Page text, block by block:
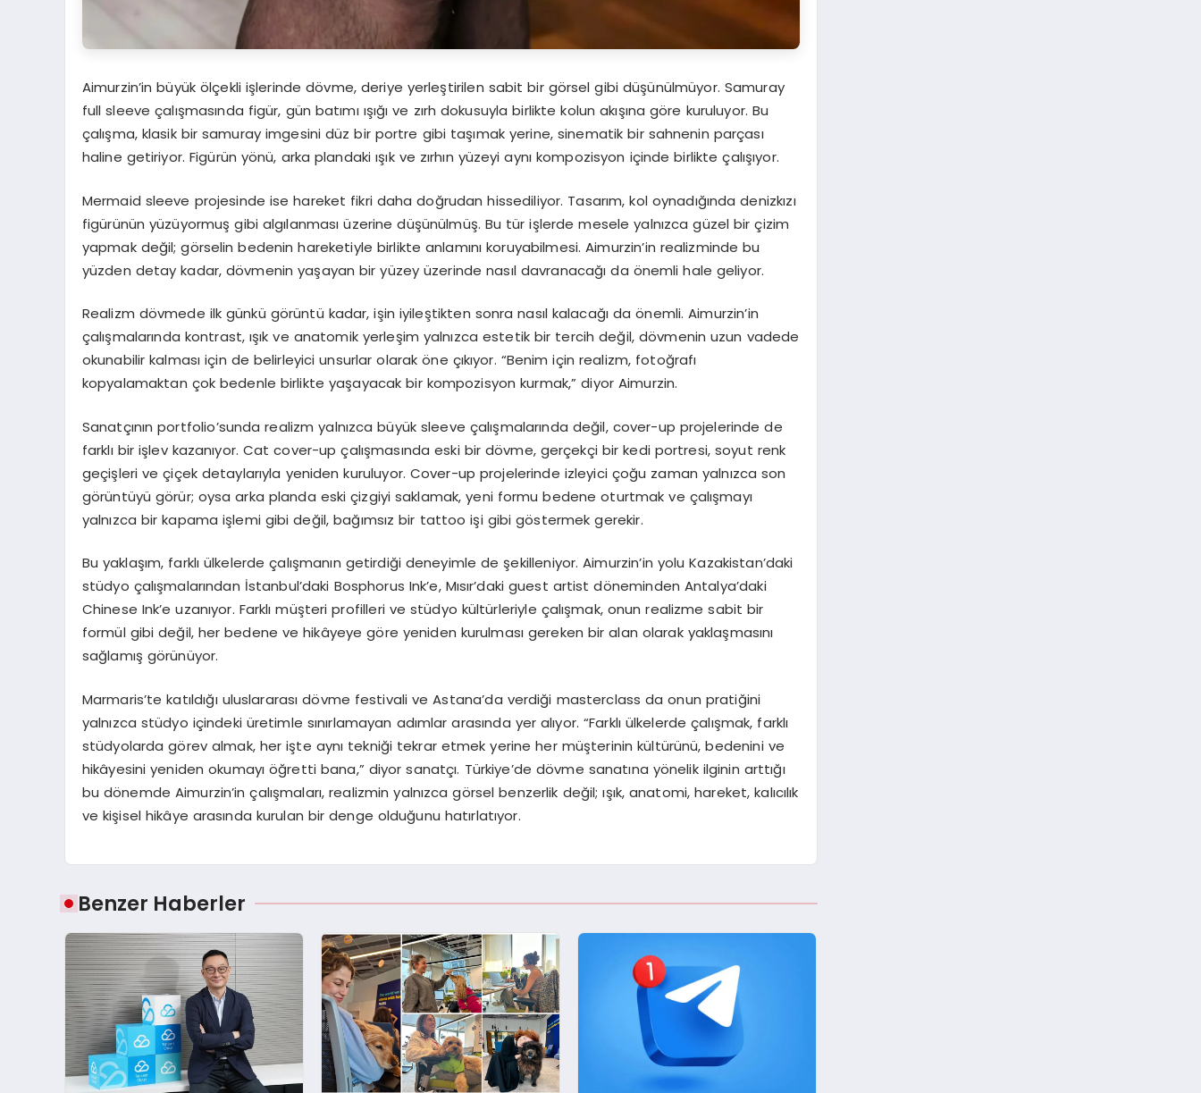
Aimurzin’in büyük ölçekli işlerinde dövme, deriye yerleştirilen sabit bir görsel gibi düşünülmüyor. Samuray
full sleeve çalışmasında figür, gün batımı ışığı ve zırh dokusuyla birlikte kolun akışına göre kuruluyor. Bu
çalışma, klasik bir samuray imgesini düz bir portre gibi taşımak yerine, sinematik bir sahnenin parçası
haline getiriyor. Figürün yönü, arka plandaki ışık ve zırhın yüzeyi aynı kompozisyon içinde birlikte çalışıyor.
Mermaid sleeve projesinde ise hareket fikri daha doğrudan hissediliyor. Tasarım, kol oynadığında denizkızı
figürünün yüzüyormuş gibi algılanması üzerine düşünülmüş. Bu tür işlerde mesele yalnızca güzel bir çizim
yapmak değil; görselin bedenin hareketiyle birlikte anlamını koruyabilmesi. Aimurzin’in realizminde bu
yüzden detay kadar, dövmenin yaşayan bir yüzey üzerinde nasıl davranacağı da önemli hale geliyor.
Realizm dövmede ilk günkü görüntü kadar, işin iyileştikten sonra nasıl kalacağı da önemli. Aimurzin’in
çalışmalarında kontrast, ışık ve anatomik yerleşim yalnızca estetik bir tercih değil, dövmenin uzun vadede
okunabilir kalması için de belirleyici unsurlar olarak öne çıkıyor. “Benim için realizm, fotoğrafı
kopyalamaktan çok bedenle birlikte yaşayacak bir kompozisyon kurmak,” diyor Aimurzin.
Sanatçının portfolio’sunda realizm yalnızca büyük sleeve çalışmalarında değil, cover-up projelerinde de
farklı bir işlev kazanıyor. Cat cover-up çalışmasında eski bir dövme, gerçekçi bir kedi portresi, soyut renk
geçişleri ve çiçek detaylarıyla yeniden kuruluyor. Cover-up projelerinde izleyici çoğu zaman yalnızca son
görüntüyü görür; oysa arka planda eski çizgiyi saklamak, yeni formu bedene oturtmak ve çalışmayı
yalnızca bir kapama işlemi gibi değil, bağımsız bir tattoo işi gibi göstermek gerekir.
Bu yaklaşım, farklı ülkelerde çalışmanın getirdiği deneyimle de şekilleniyor. Aimurzin’in yolu Kazakistan’daki
stüdyo çalışmalarından İstanbul’daki Bosphorus Ink’e, Mısır’daki guest artist döneminden Antalya’daki
Chinese Ink’e uzanıyor. Farklı müşteri profilleri ve stüdyo kültürleriyle çalışmak, onun realizme sabit bir
formül gibi değil, her bedene ve hikâyeye göre yeniden kurulması gereken bir alan olarak yaklaşmasını
sağlamış görünüyor.
Marmaris’te katıldığı uluslararası dövme festivali ve Astana’da verdiği masterclass da onun pratiğini
yalnızca stüdyo içindeki üretimle sınırlamayan adımlar arasında yer alıyor. “Farklı ülkelerde çalışmak, farklı
stüdyolarda görev almak, her işte aynı tekniği tekrar etmek yerine her müşterinin kültürünü, bedenini ve
hikâyesini yeniden okumayı öğretti bana,” diyor sanatçı. Türkiye’de dövme sanatına yönelik ilginin arttığı
bu dönemde Aimurzin’in çalışmaları, realizmin yalnızca görsel benzerlik değil; ışık, anatomi, hareket, kalıcılık
ve kişisel hikâye arasında kurulan bir denge olduğunu hatırlatıyor.
Benzer Haberler